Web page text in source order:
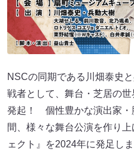
NSCの同期である川畑泰史
戦者として、舞台・芝居の
発起！ 個性豊かな演出家・
間、様々な舞台公演を作り
ェクト』を2024年に発足しま